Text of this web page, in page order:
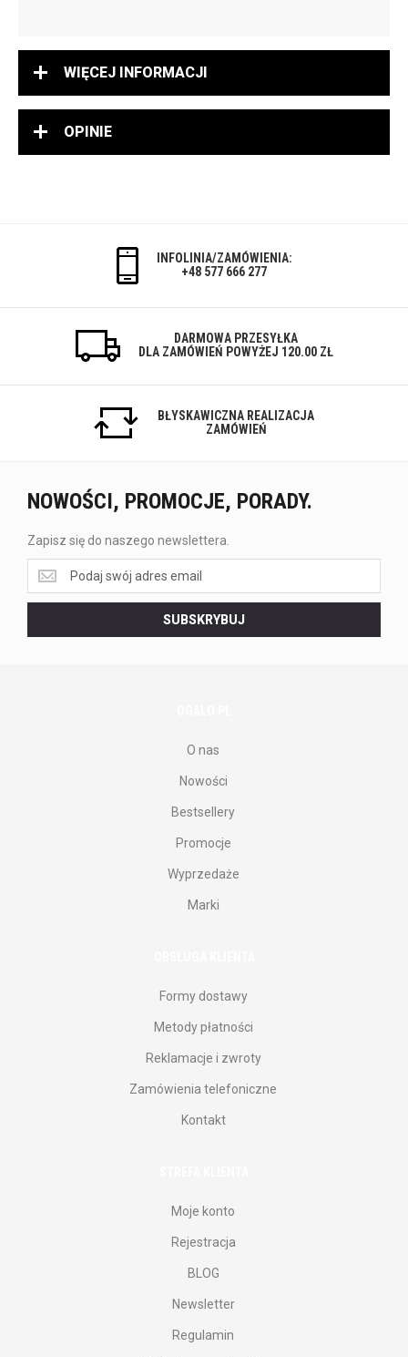
WIĘCEJ INFORMACJI
OPINIE
INFOLINIA/ZAMÓWIENIA:
+48 577 666 277
DARMOWA PRZESYŁKA
DLA ZAMÓWIEŃ POWYŻEJ 120.00 ZŁ
BŁYSKAWICZNA REALIZACJA
ZAMÓWIEŃ
NOWOŚCI, PROMOCJE, PORADY.
Zapisz się do naszego newslettera.
Zapisz
się
do
newslettera.
SUBSKRYBUJ
O nas
Nowości
Bestsellery
Promocje
Wyprzedaże
Marki
Formy dostawy
Metody płatności
Reklamacje i zwroty
Zamówienia telefoniczne
Kontakt
Moje konto
Rejestracja
BLOG
Newsletter
Regulamin